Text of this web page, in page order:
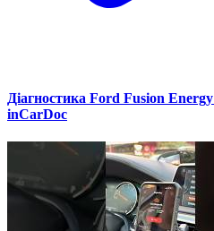
Діагностика Ford Fusion
inCarDoc